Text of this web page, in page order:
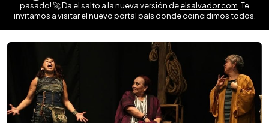
pasado! 🚀 Da el salto a la nueva versión deelsalvador.com . Te
invitamos a visitar el nuevo portal país donde coincidimos todos.